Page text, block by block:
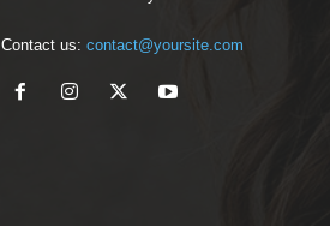
Contact us: contact@yoursite.com